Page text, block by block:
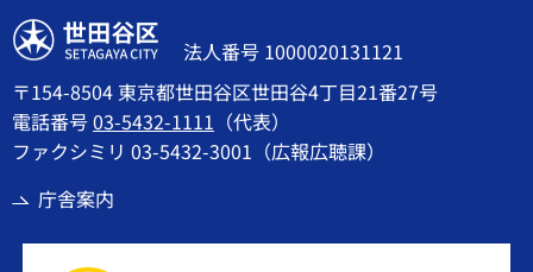
世田谷区
法人番号 1000020131121
〒154-8504 東京都世田谷区世田谷4丁目21番27号
電話番号03-5432-1111 （代表）
ファクシミリ 03-5432-3001（広報広聴課）
庁舎案内